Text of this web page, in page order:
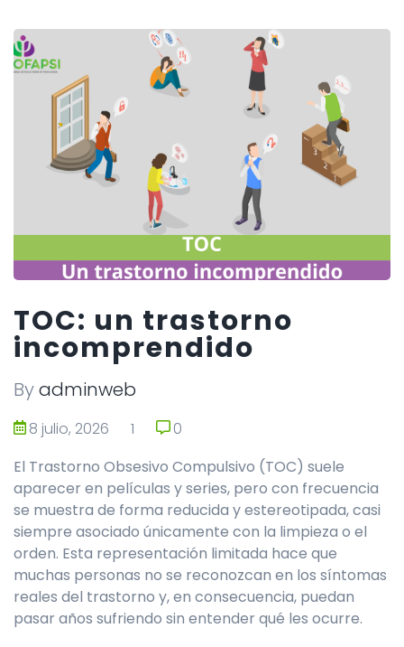
TOC: un trastorno
incomprendido
Byadminweb
8 julio, 2026 1
0
El Trastorno Obsesivo Compulsivo (TOC) suele
aparecer en películas y series, pero con frecuencia
se muestra de forma reducida y estereotipada, casi
siempre asociado únicamente con la limpieza o el
orden. Esta representación limitada hace que
muchas personas no se reconozcan en los síntomas
reales del trastorno y, en consecuencia, puedan
pasar años sufriendo sin entender qué les ocurre.